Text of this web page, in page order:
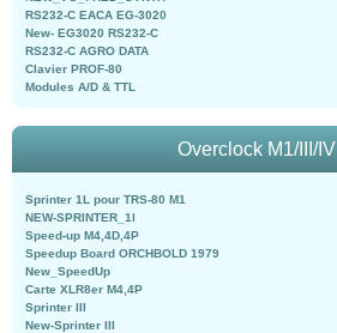
RS232-C EACA EG-3020
New- EG3020 RS232-C
RS232-C AGRO DATA
Clavier PROF-80
Modules A/D & TTL
Overclock M1/III/IV
Sprinter 1L pour TRS-80 M1
NEW-SPRINTER_1l
Speed-up M4,4D,4P
Speedup Board ORCHBOLD 1979
New_SpeedUp
Carte XLR8er M4,4P
Sprinter III
New-Sprinter III